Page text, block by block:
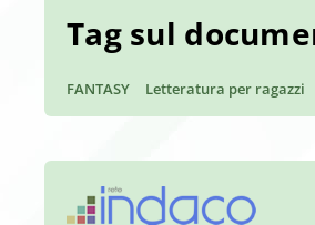
Tag sul
FANTASY Letteratura per ragazzi